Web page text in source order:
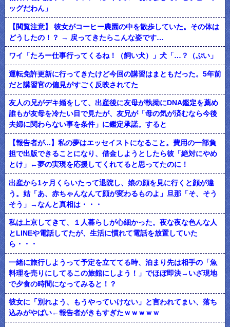
ッグだわん」
【閲覧注意】 彼女がコーヒー農園の中を散歩していた。その体は
どうしたの！？ → 戻ってきたらこんな姿です…
ワイ「たろー仕事行ってくるね！（飼い犬）」犬「…？（ぷい」
運転免許更新に行ってきたけど今回の講習はまともだった。5年前
だと講習官の偏見がすごく反映されてた
友人の兄がデキ婚をして、出産後に友母が執拗にDNA鑑定を薦め
誰もが友母を冷たい目で見たが、友兄が「母の気が済むなら今後
夫婦に関わらない事を条件」に鑑定承諾。すると
【報告者が...】私の夢はエッセイストになること。費用の一部負
担で出版できることになり、借金しようとしたら彼「絶対にやめ
とけ」←夢の実現を応援してくれてると思ってたのに！
出産から1ヶ月くらいたって退院し、娘の顔を見に行くと顔が違
う。姑「あ、赤ちゃんなんて顔が変わるものよ」旦那「そ、そう
そう」→なんと真相は・・・
私は上京してきて、１人暮らしが心細かった。夜な夜な色んな人
とLINEや電話してたが、生活に慣れて電話を放置していた
ら・・・
一緒に旅行しようって予定を立ててる時、泊まり先は相手の「魚
料理を売りにしてるこの旅館にしよう！」でほぼ即決→いざ現地
で夕食の時間になってみると！？
彼女に「別れよう、もうやっていけない」と言われてまい、落ち
込みがやばい←報告者がきもすぎたｗｗｗｗｗ